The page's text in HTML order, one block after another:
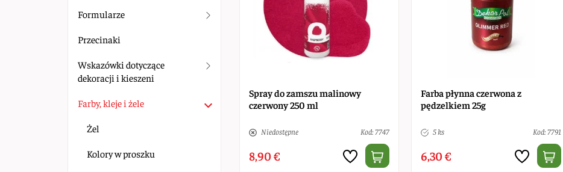
Spray do zamszu malinowy
czerwony 250 ml
Niedostępne Kod: 7747
8,90 €
Farba płynna czerwona z
pędzelkiem 25g
5 ks Kod: 7791
6,30 €
Formularze
Przecinaki
Wskazówki dotyczące
dekoracji i kieszeni
Farby, kleje i żele
Żel
Kolory w proszku